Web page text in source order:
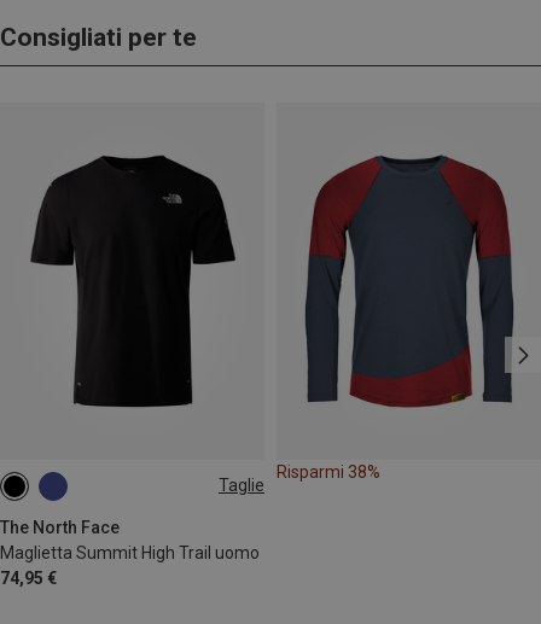
Consigliati per te
Taglie
The North Face
Maglietta Summit High Trail uomo
74,95 €
S M
Risparmi 38%